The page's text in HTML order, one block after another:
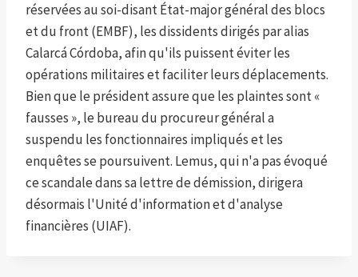
réservées au soi-disant État-major général des blocs
et du front (EMBF), les dissidents dirigés par alias
Calarcá Córdoba, afin qu'ils puissent éviter les
opérations militaires et faciliter leurs déplacements.
Bien que le président assure que les plaintes sont «
fausses », le bureau du procureur général a
suspendu les fonctionnaires impliqués et les
enquêtes se poursuivent. Lemus, qui n'a pas évoqué
ce scandale dans sa lettre de démission, dirigera
désormais l'Unité d'information et d'analyse
financières (UIAF).